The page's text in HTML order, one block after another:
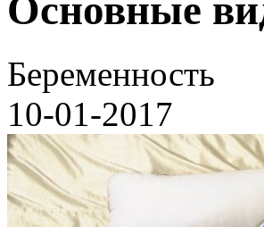
Основные
Беременность
10-01-2017